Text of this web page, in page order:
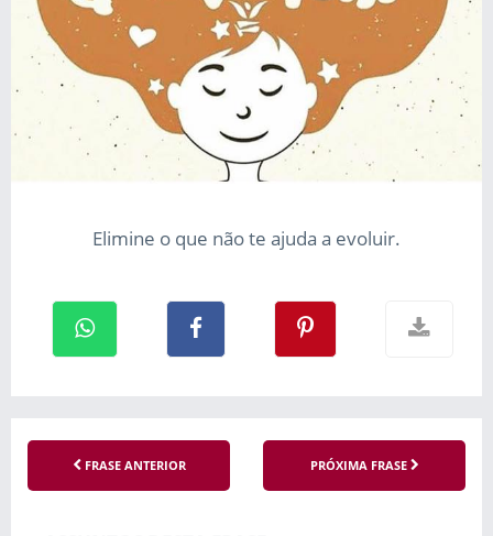
Elimine o que não te ajuda a evoluir.
FRASE ANTERIOR PRÓXIMA FRASE